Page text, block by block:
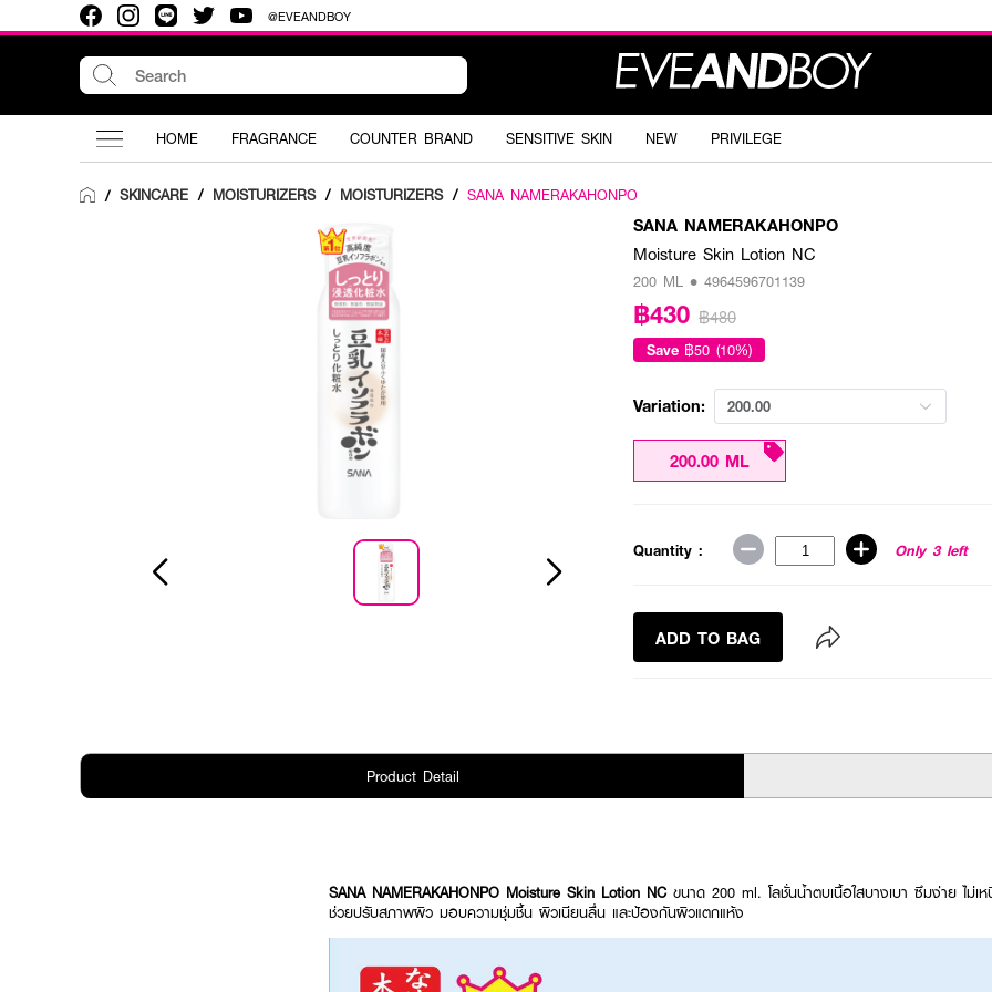
@EVEANDBOY
HOME FRAGRANCE COUNTER BRAND SENSITIVE SKIN NEW PRIVILEGE
/ SKINCARE / MOISTURIZERS / MOISTURIZERS / SANA NAMERAKAHONPO
SANA NAMERAKAHONPO
Moisture Skin Lotion NC
200 ML • 4964596701139
฿430 ฿480
Save ฿50 (10%)
Variation: 200.00
200.00 ML
Quantity : Only 3 left
ADD TO BAG
Product Detail
SANA NAMERAKAHONPO Moisture Skin Lotion NC ขนาด 200 ml. โลชั่นน้ำตบเนื้อใสบางเบา ซึมง่าย ไม่เห
ช่วยปรับสภาพผิว มอบความชุ่มชื้น ผิวเนียนลื่น และป้องกันผิวแตกแห้ง